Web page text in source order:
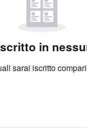
in
sarai iscritto